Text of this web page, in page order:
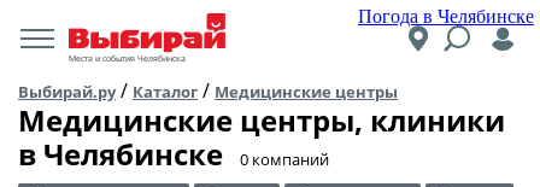
Погода в Челябинске
Места и события Челябинска
Выбирай.ру/ Каталог / Медицинские центры
Медицинские центры, клиники
в Челябинске
​0 компаний